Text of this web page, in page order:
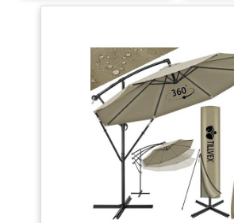
De plus, vous pouvez ouvrir et
fermer facilement la toile grâce
à la manivelle anti-retour
DESIGN ROBUSTE - La forme
en croix du bas de notre
parasol pourra être fixé dans un
sol dur, mais il faudra surtout le
lester avec des dalles dédiées
(non fournies). De plus, il y a 11
baleines sur la toile pour rendre
le parasol plus stable
totalité des parties métalliques
de notre parasol hexagonal est
recouverts de peinture époxy
De
fermer
à la
DESIGN
croix
pourra
mais il
avec
baleines
le
totalité
de notre